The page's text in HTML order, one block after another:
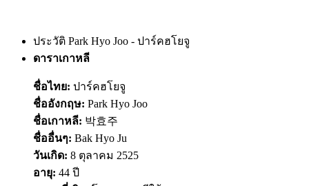
ประวัติ Park Hyo Joo - ปาร์คฮโยจู
ดาราเกาหลี
ชื่อไทย: ปาร์คฮโยจู
ชื่ออังกฤษ: Park Hyo Joo
ชื่อเกาหลี: 박효주
ชื่ออื่นๆ: Bak Hyo Ju
วันเกิด: 8 ตุลาคม 2525
อายุ: 44 ปี